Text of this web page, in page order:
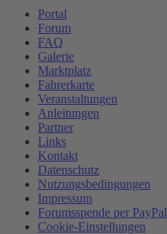
Portal
Forum
FAQ
Galerie
Marktplatz
Fahrerkarte
Veranstaltungen
Anleitungen
Partner
Links
Kontakt
Datenschutz
Nutzungsbedingungen
Impressum
Forumsspende per PayPal
Cookie-Einstellungen